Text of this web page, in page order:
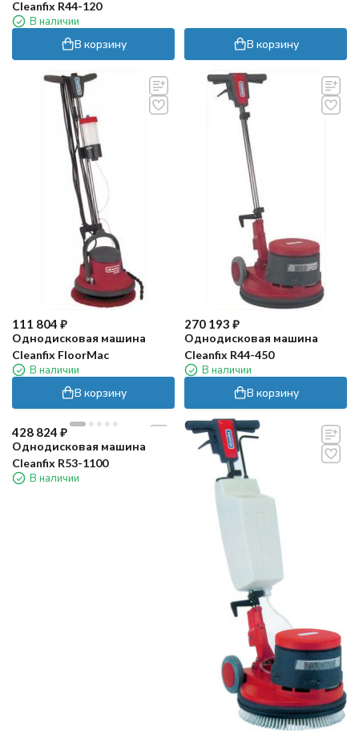
Cleanfix R44-120
В наличии
В корзину В корзину
111 804 ₽
Однодисковая машина
Cleanfix FloorMac
В наличии
В корзину
270 193 ₽
Однодисковая машина
Cleanfix R44-450
В наличии
В корзину
428 824 ₽
Однодисковая машина
Cleanfix R53-1100
В наличии